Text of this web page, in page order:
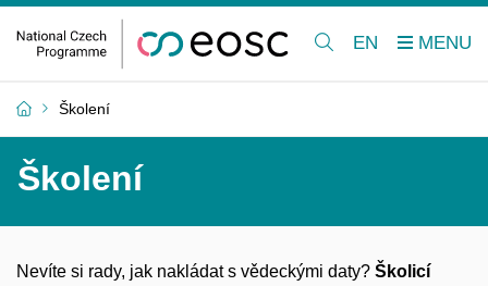
EN
Školení
Školení
Nevíte si rady, jak nakládat s vědeckými daty? Školicí